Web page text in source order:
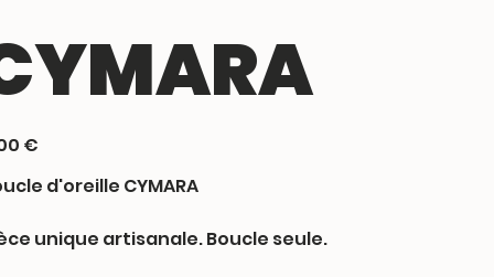
€
d'oreille CYMARA
unique artisanale. Boucle seule.